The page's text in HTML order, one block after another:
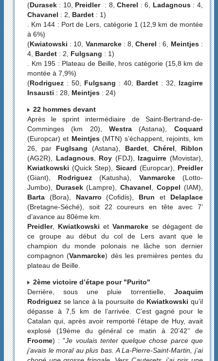
(Durasek: 10, Preidler : 8,Cherel : 6, Ladagnous: 4,
Chavanel : 2, Bardet: 1)
. Km 144 : Port de Lers, catégorie 1 (12,9 km de montée
à 6%)
(Kwiatowski : 10, Vanmarcke: 8,Cherel : 6, Meintjes:
4, Bardet: 2, Fulgsang : 1)
. Km 195 : Plateau de Beille, hros catégorie (15,8 km de
montée à 7,9%)
(Rodriguez: 50, Fulgsang : 40, Bardet: 32, Izagirre
Insausti : 28, Meintjes: 24)
22 hommes devant
Après le sprint intermédiaire de Saint-Bertrand-de-
Comminges (km 20),Westra(Astana), Coquard
(Europcar) et Meintjes(MTN) s’échappent, rejoints, km
26, par Fuglsang(Astana), Bardet, Chérel
Riblon
(AG2R), Ladagnous, Roy (FDJ), Izaguirre (Movistar),
Kwiatkowski (Quick Step),Sicard (Europcar), Preidler
(Giant), Rodriguez (Katusha), Vanmarcke(Lotto-
Jumbo), Durasek(Lampre),Chavanel ,Coppel (IAM),
Barta (Bora), Navarro (Cofidis), Brun et Delaplace
(Bretagne-Séché), soit 22 coureurs en tête avec 7’
d’avance au 80ème km.
Preidler, Kwiatkowski et Vanmarckese dégagent de
ce groupe au début du col de Lers avant que le
champion du monde polonais ne lâche son dernier
compagnon (Vanmarcke) dès les premières pentes du
plateau de Beille.
2ème victoire d’étape pour "Purito"
Derrière, sous une pluie torrentielle, Joaquim
Rodriguezse lance à la poursuite de Kwiatkowski qu’il
dépasse à 7,5 km de l’arrivée. C’est gagné pour le
Catalan qui, après avoir remporté l’étape de Huy, avait
explosé (19ème du général ce matin à 20’42’’ de
Froome) : "Je voulais tenter quelque chose parce que
j’avais le moral au plus bas. A La-Pierre-Saint-Martin, j’ai